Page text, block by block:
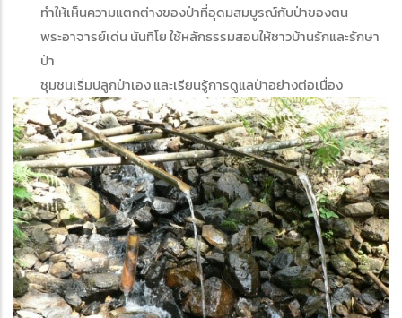
ทำให้เห็นความแตกต่างของป่าที่อุดมสมบูรณ์กับป่าของตน
พระอาจารย์เด่น นันทิโย ใช้หลักธรรมสอนให้ชาวบ้านรักและรักษา
ป่า
ชุมชนเริ่มปลูกป่าเอง และเรียนรู้การดูแลป่าอย่างต่อเนื่อง